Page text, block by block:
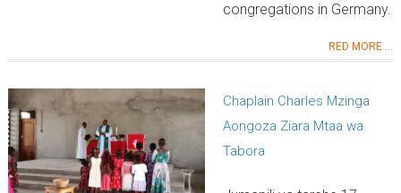
congregations in Germany.
RED MORE ...
Chaplain Charles Mzinga
Aongoza Ziara Mtaa wa
Tabora